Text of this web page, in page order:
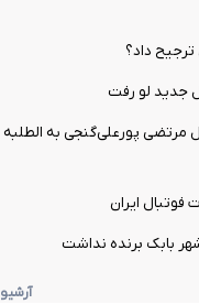
ترجیح داد؟
جدید لو رفت
مرتضی پورعلی‌گنجی به الطلبه
فوتبال ایران
بابک برنده نداشت
آرشیو